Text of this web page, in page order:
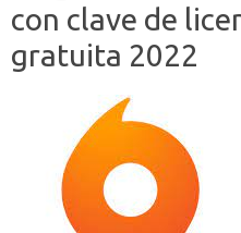
con clave de
gratuita 2022